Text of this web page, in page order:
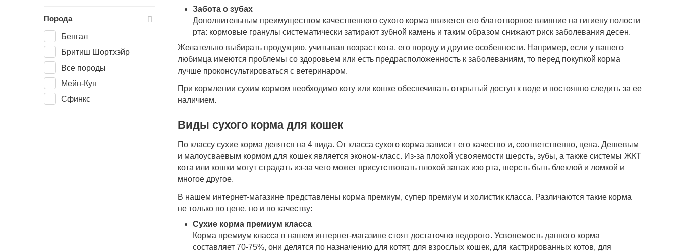
Забота о зубах
Дополнительным преимуществом качественного сухого корма является его благотворное влияние на гигиену полости
рта: кормовые гранулы систематически затирают зубной камень и таким образом снижают риск заболевания десен.
Желательно выбирать продукцию, учитывая возраст кота, его породу и другие особенности. Например, если у вашего
любимца имеются проблемы со здоровьем или есть предрасположенность к заболеваниям, то перед покупкой корма
лучше проконсультироваться с ветеринаром.
При кормлении сухим кормом необходимо коту или кошке обеспечивать открытый доступ к воде и постоянно следить за ее
наличием.
Виды сухого корма для кошек
По классу сухие корма делятся на 4 вида. От класса сухого корма зависит его качество и, соответственно, цена. Дешевым
и малоусваевым кормом для кошек является эконом-класс. Из-за плохой усвояемости шерсть, зубы, а также системы ЖКТ
кота или кошки могут страдать из-за чего может присутствовать плохой запах изо рта, шерсть быть блеклой и ломкой и
многое другое.
В нашем интернет-магазине представлены корма премиум, супер премиум и холистик класса. Различаются такие корма
не только по цене, но и по качеству:
Сухие корма премиум класса
Корма премиум класса в нашем интернет-магазине стоят достаточно недорого. Усвояемость данного корма
составляет 70-75%, они делятся по назначению для котят, для взрослых кошек, для кастрированных котов, для
При расстройствах
системы
Порода
Бенгал
Бритиш Шортхэйр
Все породы
Мейн-Кун
Сфинкс